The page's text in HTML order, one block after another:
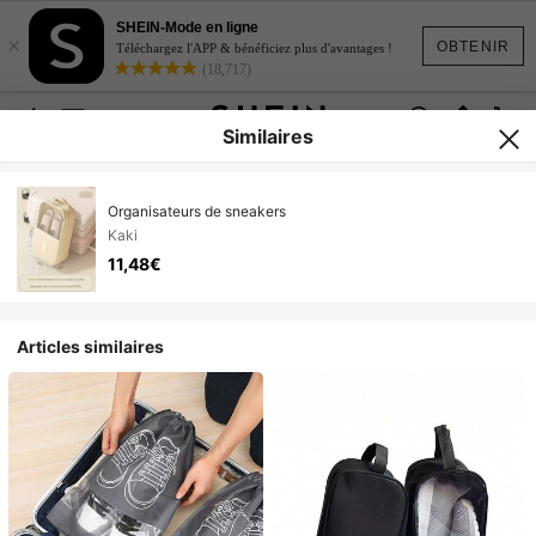
OBTENIR
×
SHEIN-Mode en ligne
Téléchargez l'APP & bénéficiez plus d'avantages !
(18,717)
Similaires
Organisateurs de sneakers
Kaki
11,48€
Articles similaires